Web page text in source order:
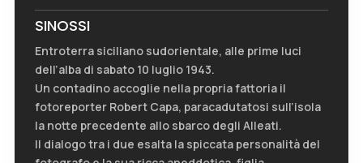
SINOSSI
Entroterra siciliano sudorientale, alle prime luci
dell’alba di sabato 10 luglio 1943.
Un contadino accoglie nella propria fattoria il
fotoreporter Robert Capa, paracadutatosi sull’isola
la notte precedente allo sbarco degli Alleati.
Il dialogo tra i due esalta la spiccata personalità del